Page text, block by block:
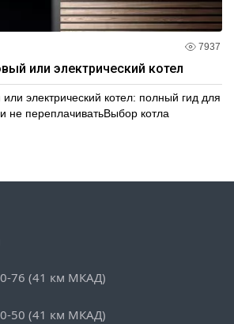
7937
или электрический котел
или электрический котел: полный гид для
не переплачиватьВыбор котла
76 (41 км МКАД)
50 (41 км МКАД)